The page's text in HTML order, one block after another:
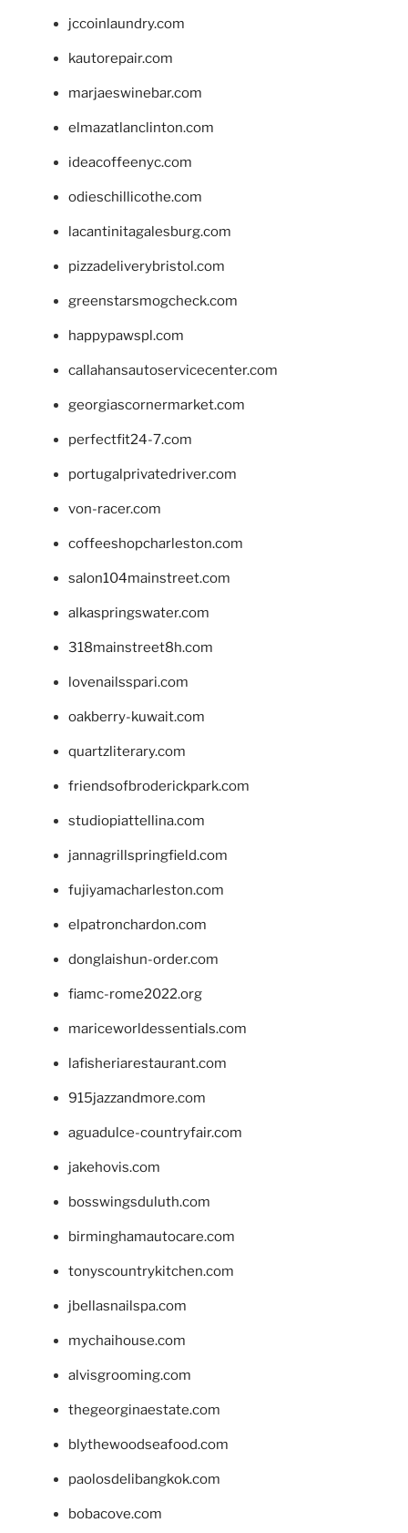
jccoinlaundry.com
kautorepair.com
marjaeswinebar.com
elmazatlanclinton.com
ideacoffeenyc.com
odieschillicothe.com
lacantinitagalesburg.com
pizzadeliverybristol.com
greenstarsmogcheck.com
happypawspl.com
callahansautoservicecenter.com
georgiascornermarket.com
perfectfit24-7.com
portugalprivatedriver.com
von-racer.com
coffeeshopcharleston.com
salon104mainstreet.com
alkaspringswater.com
318mainstreet8h.com
lovenailsspari.com
oakberry-kuwait.com
quartzliterary.com
friendsofbroderickpark.com
studiopiattellina.com
jannagrillspringfield.com
fujiyamacharleston.com
elpatronchardon.com
donglaishun-order.com
fiamc-rome2022.org
mariceworldessentials.com
lafisheriarestaurant.com
915jazzandmore.com
aguadulce-countryfair.com
jakehovis.com
bosswingsduluth.com
birminghamautocare.com
tonyscountrykitchen.com
jbellasnailspa.com
mychaihouse.com
alvisgrooming.com
thegeorginaestate.com
blythewoodseafood.com
paolosdelibangkok.com
bobacove.com